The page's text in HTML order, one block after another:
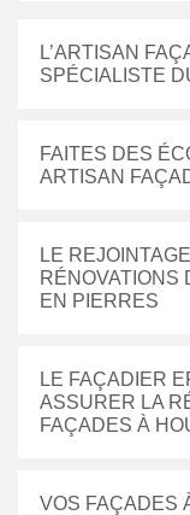
L’ARTISAN
SPÉCIALISTE
FAITES DES
ARTISAN
LE
RÉNOVATIONS
EN PIERRES
LE FAÇADIER
ASSURER LA
FAÇADES À
VOS FAÇADES